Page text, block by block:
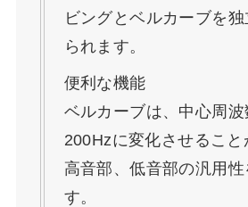
ビングとベルカーブを独
られます。
便利な機能
ベルカーブは、中心周波
200Hzに変化させること
高音部、低音部の汎用性
す。